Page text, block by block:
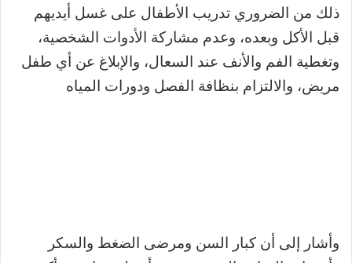
ذلك من الضروري تدريب الأطفال على غسل أيديهم
قبل الأكل وبعده، وعدم مشاركة الأدوات الشخصية،
وتغطية الفم والأنف عند السعال، والإبلاغ عن أي طفل
مريض، والالتزام بنظافة الفصل ودورات المياه
وأشار إلى أن كبار السن ومرضى الضغط والسكر